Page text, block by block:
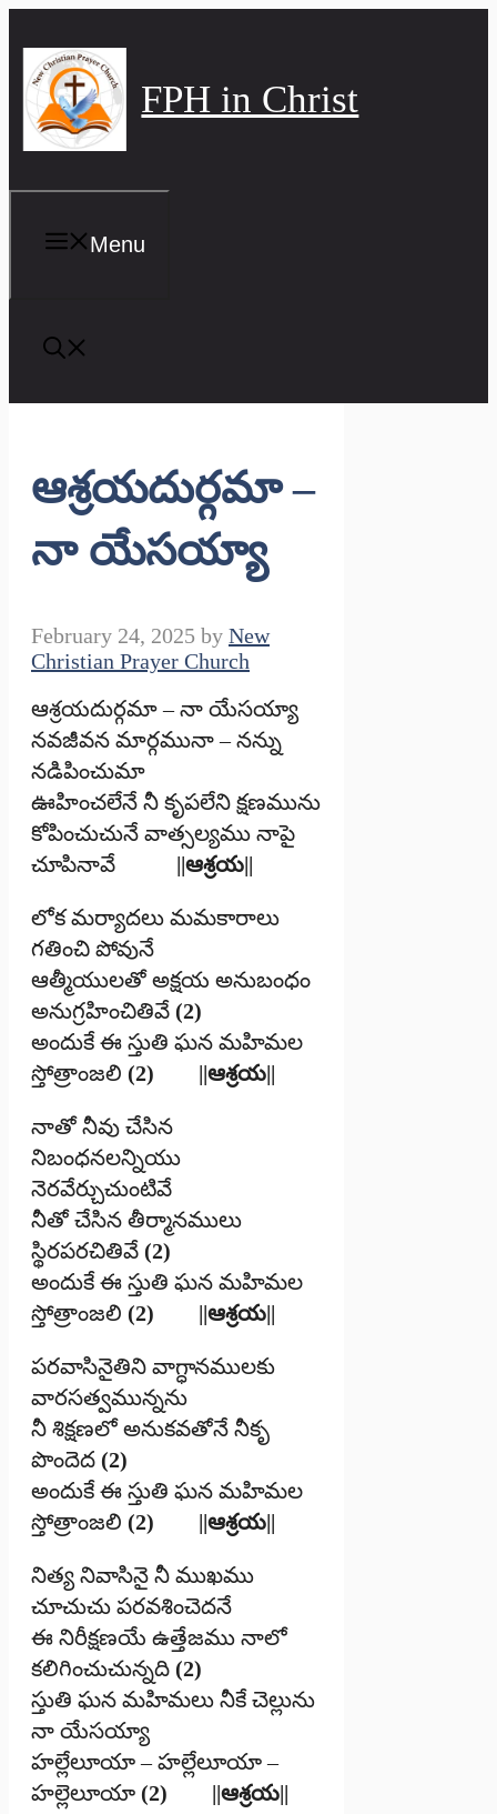
to
content
FPH in Christ
Menu
ఆశ్రయదుర్గమా –
నా యేసయ్యా
February 24, 2025 by New
Christian Prayer Church
ఆశ్రయదుర్గమా – నా యేసయ్యా
నవజీవన మార్గమునా – నన్ను
నడిపించుమా
ఊహించలేనే నీ కృపలేని క్షణమును
కోపించుచునే వాత్సల్యము నాపై
చూపినావే ||ఆశ్రయ||
లోక మర్యాదలు మమకారాలు
గతించి పోవునే
ఆత్మీయులతో అక్షయ అనుబంధం
అనుగ్రహించితివే (2)
అందుకే ఈ స్తుతి ఘన మహిమల
స్తోత్రాంజలి (2) ||ఆశ్రయ||
నాతో నీవు చేసిన
నిబంధనలన్నియు
నెరవేర్చుచుంటివే
నీతో చేసిన తీర్మానములు
స్థిరపరచితివే (2)
అందుకే ఈ స్తుతి ఘన మహిమల
స్తోత్రాంజలి (2) ||ఆశ్రయ||
పరవాసినైతిని వాగ్ధానములకు
వారసత్వమున్నను
నీ శిక్షణలో అనుకవతోనే నీకృ
పొందెద (2)
అందుకే ఈ స్తుతి ఘన మహిమల
స్తోత్రాంజలి (2) ||ఆశ్రయ||
నిత్య నివాసినై నీ ముఖము
చూచుచు పరవశించెదనే
ఈ నిరీక్షణయే ఉత్తేజము నాలో
కలిగించుచున్నది (2)
స్తుతి ఘన మహిమలు నీకే చెల్లును
నా యేసయ్యా
హల్లేలూయా – హల్లేలూయా –
హల్లెలూయా (2) ||ఆశ్రయ||